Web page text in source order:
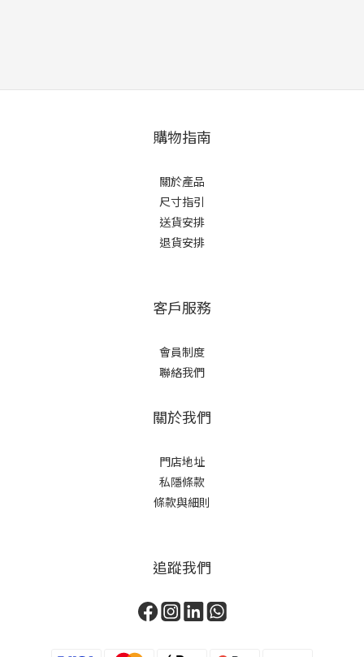
購物指南
關於產品
尺寸指引
送貨安排
退貨安排
客戶服務
會員制度
聯絡我們
關於我們
門店地址
私隱條款
條款與細則
追蹤我們